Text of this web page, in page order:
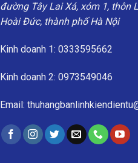
đường Tây Lai Xá, xóm 1, thôn
Hoài Đức, thành phố Hà Nội
Kinh doanh 1: 0333595662
Kinh doanh 2: 0973549046
Email: